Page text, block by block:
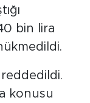
bin lira
konusu